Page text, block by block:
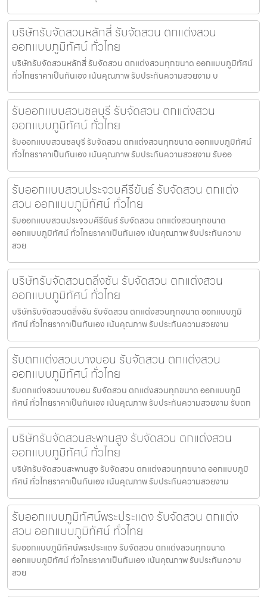
บริษัทรับจัดสวนหลักสี่ รับจัดสวน ตกแต่งสวน
ออกแบบภูมิทัศน์ ทั่วไทย
บริษัทรับจัดสวนหลักสี่ รับจัดสวน ตกแต่งสวนทุกขนาด ออกแบบภูมิทัศน์
ทั่วไทยราคาเป็นกันเอง เน้นคุณภาพ รับประกันความสวยงาม บ
รับออกแบบสวนชลบุรี รับจัดสวน ตกแต่งสวน
ออกแบบภูมิทัศน์ ทั่วไทย
รับออกแบบสวนชลบุรี รับจัดสวน ตกแต่งสวนทุกขนาด ออกแบบภูมิทัศน์
ทั่วไทยราคาเป็นกันเอง เน้นคุณภาพ รับประกันความสวยงาม รับออ
รับออกแบบสวนประจวบคีรีขันธ์ รับจัดสวน ตกแต่ง
สวน ออกแบบภูมิทัศน์ ทั่วไทย
รับออกแบบสวนประจวบคีรีขันธ์ รับจัดสวน ตกแต่งสวนทุกขนาด
ออกแบบภูมิทัศน์ ทั่วไทยราคาเป็นกันเอง เน้นคุณภาพ รับประกันความ
สวย
บริษัทรับจัดสวนตลิ่งชัน รับจัดสวน ตกแต่งสวน
ออกแบบภูมิทัศน์ ทั่วไทย
บริษัทรับจัดสวนตลิ่งชัน รับจัดสวน ตกแต่งสวนทุกขนาด ออกแบบภูมิ
ทัศน์ ทั่วไทยราคาเป็นกันเอง เน้นคุณภาพ รับประกันความสวยงาม
รับตกแต่งสวนบางบอน รับจัดสวน ตกแต่งสวน
ออกแบบภูมิทัศน์ ทั่วไทย
รับตกแต่งสวนบางบอน รับจัดสวน ตกแต่งสวนทุกขนาด ออกแบบภูมิ
ทัศน์ ทั่วไทยราคาเป็นกันเอง เน้นคุณภาพ รับประกันความสวยงาม รับตก
บริษัทรับจัดสวนสะพานสูง รับจัดสวน ตกแต่งสวน
ออกแบบภูมิทัศน์ ทั่วไทย
บริษัทรับจัดสวนสะพานสูง รับจัดสวน ตกแต่งสวนทุกขนาด ออกแบบภูมิ
ทัศน์ ทั่วไทยราคาเป็นกันเอง เน้นคุณภาพ รับประกันความสวยงาม
รับออกแบบภูมิทัศน์พระประแดง รับจัดสวน ตกแต่ง
สวน ออกแบบภูมิทัศน์ ทั่วไทย
รับออกแบบภูมิทัศน์พระประแดง รับจัดสวน ตกแต่งสวนทุกขนาด
ออกแบบภูมิทัศน์ ทั่วไทยราคาเป็นกันเอง เน้นคุณภาพ รับประกันความ
สวย